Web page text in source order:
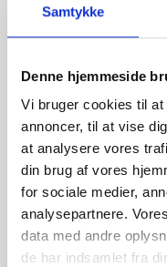
Samtykke
Denne hjemmeside
Vi bruger cookies til
annoncer, til at vise
at analysere vores
din brug af vores
for sociale medier,
analysepartnere.
data med andre
de har indsamlet fra
BILLET